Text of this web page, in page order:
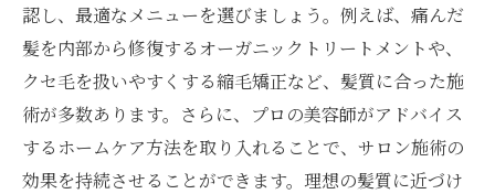
認し、最適なメニューを選びましょう。例えば、痛んだ
髪を内部から修復するオーガニックトリートメントや、
クセ毛を扱いやすくする縮毛矯正など、髪質に合った施
術が多数あります。さらに、プロの美容師がアドバイス
するホームケア方法を取り入れることで、サロン施術の
効果を持続させることができます。理想の髪質に近づけ